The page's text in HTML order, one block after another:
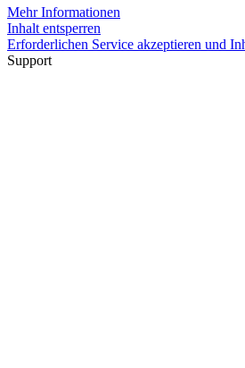
Mehr Informationen
Inhalt entsperren
Erforderlichen Service akzeptieren und
Support